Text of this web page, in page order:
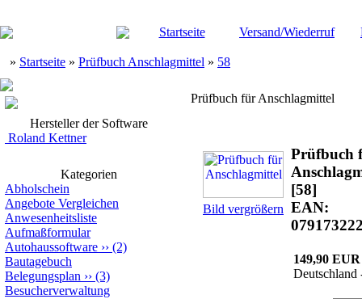
Startseite Versand/Wiederruf
» Startseite » Prüfbuch Anschlagmittel » 58
Hersteller der Software
Roland Kettner
Kategorien
Abholschein
Angebote Vergleichen
Anwesenheitsliste
Aufmaßformular
Autohaussoftware ›› (2)
Bautagebuch
Belegungsplan ›› (3)
Besucherverwaltung
Prüfbuch für Anschlagmittel
Bild vergrößern
Prüfbuch
[58]
EAN:
149,90 EUR
Deutschland